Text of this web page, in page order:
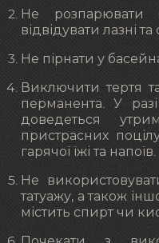
Не
відвідувати лазні та
Не пірнати у
Виключити тертя
перманента. У
доведеться
пристрасних
гарячої їжі та напоїв.
Не
татуажу, а також
містить спирт чи